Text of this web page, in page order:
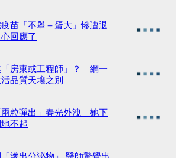
苗「不舉＋蛋大」慘遭退
回應了
「房東或工程師」？ 網一
品質天壤之別
兩粒彈出」春光外洩 她下
不起
滲出分泌物」 醫師驚覺出